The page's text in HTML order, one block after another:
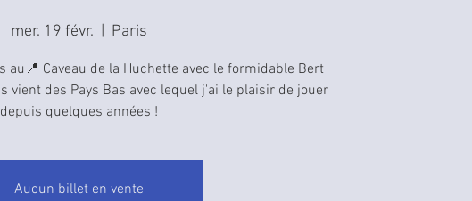
mer. 19 févr. Paris
au📍 Caveau de la Huchette avec le formidable Bert
vient des Pays Bas avec lequel j'ai le plaisir de jouer
depuis quelques années !
Aucun billet en vente